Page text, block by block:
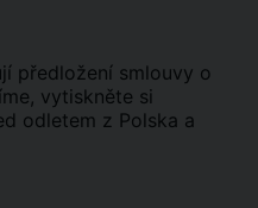
předložení smlouvy o
vytiskněte si
odletem z Polska a